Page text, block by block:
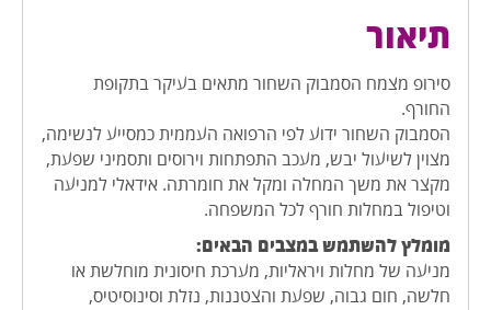
תיאור
סירופ מצמח הסמבוק השחור מתאים בעיקר בתקופת
החורף.
הסמבוק השחור ידוע לפי הרפואה העממית כמסייע לנשימה,
מצוין לשיעול יבש, מעכב התפתחות וירוסים ותסמיני שפעת,
מקצר את משך המחלה ומקל את חומרתה. אידאלי למניעה
וטיפול במחלות חורף לכל המשפחה.
מומלץ להשתמש במצבים הבאים:
מניעה של מחלות ויראליות, מערכת חיסונית מוחלשת או
חלשה, חום גבוה, שפעת והצטננות, נזלת וסינוסיטיס,